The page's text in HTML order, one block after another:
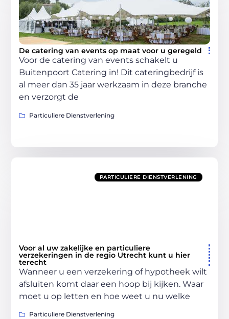
De catering van events op maat voor u geregeld
Voor de catering van events schakelt u
Buitenpoort Catering in! Dit cateringbedrijf is
al meer dan 35 jaar werkzaam in deze branche
en verzorgt de
Particuliere Dienstverlening
PARTICULIERE DIENSTVERLENING
Voor al uw zakelijke en particuliere
verzekeringen in de regio Utrecht kunt u hier
terecht
Wanneer u een verzekering of hypotheek wilt
afsluiten komt daar een hoop bij kijken. Waar
moet u op letten en hoe weet u nu welke
Particuliere Dienstverlening